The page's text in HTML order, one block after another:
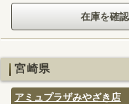
宮崎県
アミュプラザみやざき店